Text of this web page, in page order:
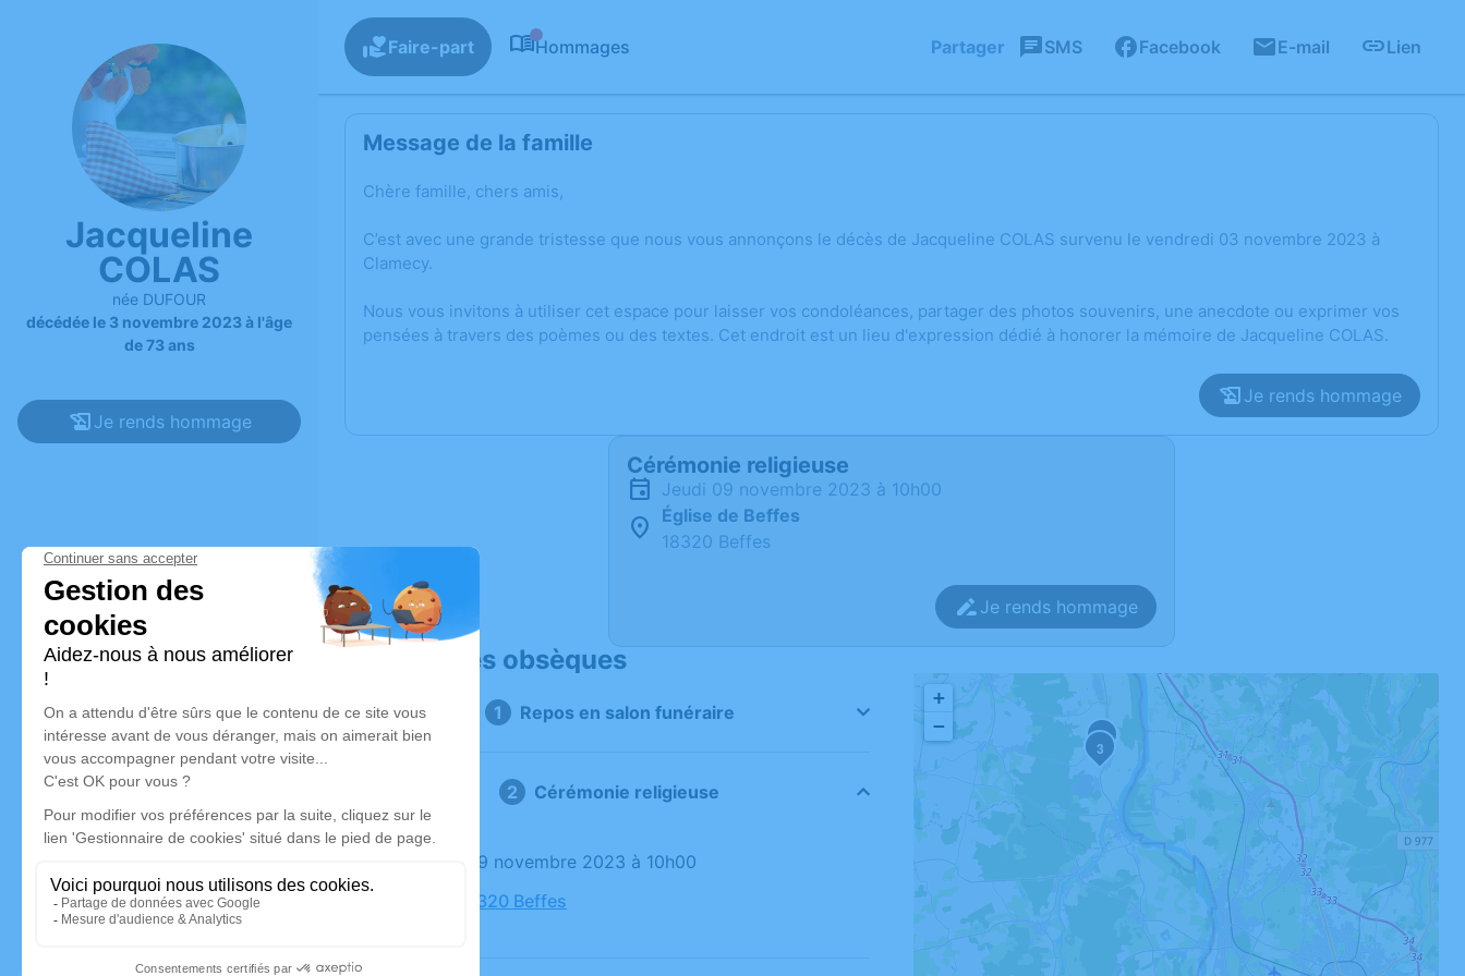
Jacqueline
COLAS
née DUFOUR
décédée le 3 novembre 2023 à l'âge
de 73 ans
Je rends hommage
Faire-part Hommages Partager SMS Facebook E-mail Lien
Message de la famille
Chère famille, chers amis,
C’est avec une grande tristesse que nous vous annonçons le décès de Jacqueline COLAS survenu le vendredi 03 novembre 2023 à
Clamecy.
Nous vous invitons à utiliser cet espace pour laisser vos condoléances, partager des photos souvenirs, une anecdote ou exprimer vos
pensées à travers des poèmes ou des textes. Cet endroit est un lieu d'expression dédié à honorer la mémoire de Jacqueline COLAS.
Je rends hommage
Cérémonie religieuse
jeudi 09 novembre 2023 à 10h00
Église de Beffes
18320 Beffes
Je rends hommage
Déroulé des obsèques
Repos en salon funéraire
Cérémonie religieuse
Le jeudi 09 novembre 2023 à 10h00
Église, 18320 Beffes
2
3
+
−